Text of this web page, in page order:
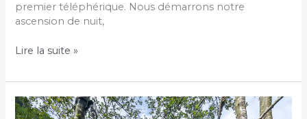
premier téléphérique. Nous démarrons notre
ascension de nuit,
Randonnée
Lac
Trift
Lire la suite »